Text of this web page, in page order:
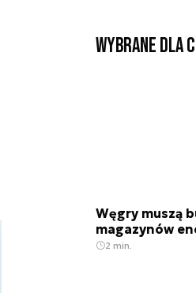
Wybrane dla
Węgry muszą
magazynów
2 min.